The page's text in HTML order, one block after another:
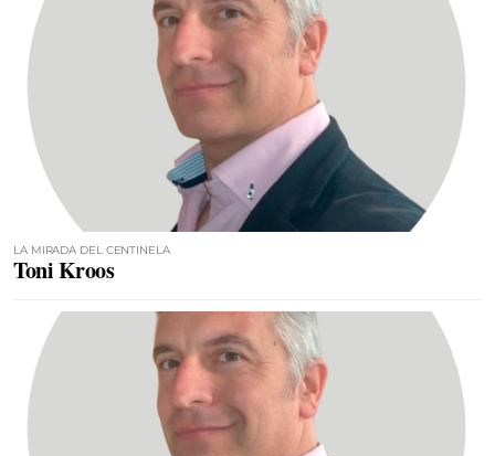
LA MIRADA DEL CENTINELA
Toni Kroos